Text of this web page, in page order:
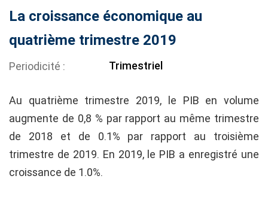
La croissance économique au
quatrième trimestre 2019
Periodicité Trimestriel
Au quatrième trimestre 2019, le PIB en volume
augmente de 0,8 % par rapport au même trimestre
de 2018 et de 0.1% par rapport au troisième
trimestre de 2019. En 2019, le PIB a enregistré une
croissance de 1.0%.